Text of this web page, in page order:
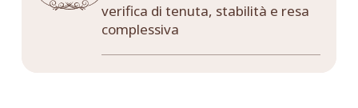
verifica di tenuta, stabilità e resa
complessiva